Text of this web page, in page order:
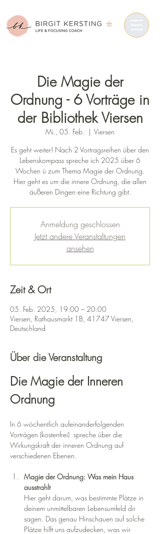
Die Magie der
Ordnung - 6 Vorträge in
der Bibliothek Viersen
Mi., 05. Feb.
  |
Viersen
Es geht weiter! Nach 2 Vortragsreihen über den
Lebenskompass spreche ich 2025 über 6
Wochen ü zum Thema Magie der Ordnung.
Hier geht es um die innere Ordnung, die allen
äußeren Dingen eine Richtung gibt.
Anmeldung geschlossen
Jetzt andere Veranstaltungen
ansehen
Zeit & Ort
05. Feb. 2025, 19:00 – 20:00
Viersen, Rathausmarkt 1B, 41747 Viersen,
Deutschland
Über die Veranstaltung
Die Magie der Inneren
Ordnung
In 6 wöchentlich aufeinanderfolgenden
Vorträgen (kostenfrei)  spreche über die
Wirkungskraft der inneren Ordnung auf
verschiedenen Ebenen.
Magie der Ordnung: Was mein Haus
ausstrahlt
Hier geht darum, was bestimmte Plätze in
deinem unmittelbaren Lebensumfeld dir
sagen. Das genau Hinschauen auf solche
Plätze hilft uns aufzudecken, was wir